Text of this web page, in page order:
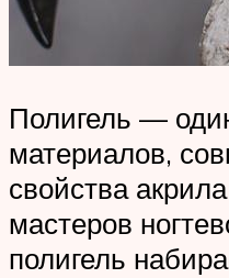
Полигель —
материалов,
свойства
мастеров
полигель